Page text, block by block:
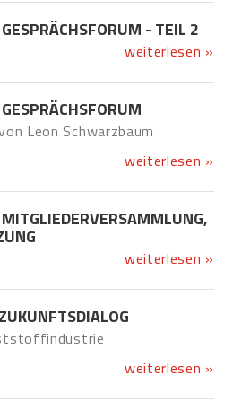
- TEIL 2
weiterlesen »
Leon Schwarzbaum
weiterlesen »
weiterlesen »
weiterlesen »